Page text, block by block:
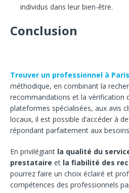
individus dans leur bien-être.
Conclusion
Trouver un professionnel à Paris
méthodique, en combinant la
recommandations et la vérification
plateformes spécialisées, aux avis
locaux, il est possible d’accéder à
répondant parfaitement aux
En privilégiant la qualité du
prestataire et la fiabilité des
pourrez faire un choix éclairé et
compétences des professionnels